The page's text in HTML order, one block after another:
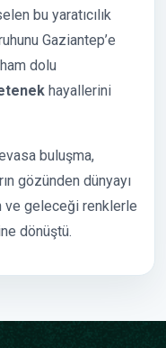
bu yaratıcılık
Gaziantep’e
dolu
hayallerini
buluşma,
gözünden dünyayı
ve geleceği renklerle
dönüştü.